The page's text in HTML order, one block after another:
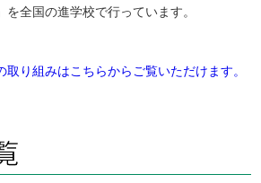
全国の進学校で行っています。
り組みはこちらからご覧いただけます。